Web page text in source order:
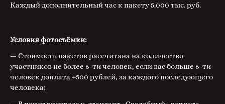
Каждый дополнительный час к пакету 5.000 тыс. руб.
Условия фотосъёмки:
— Стоимость пакетов рассчитана на количество
участников не более 6-ти человек, если вас больше 6-ти
человек доплата +500 рублей, за каждого последующего
человека;